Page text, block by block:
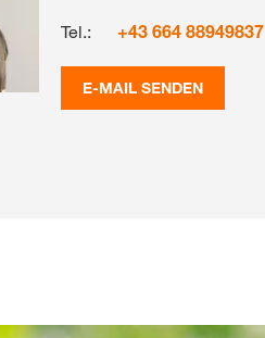
Tel.: +43 664 88949837
E-MAIL SENDEN